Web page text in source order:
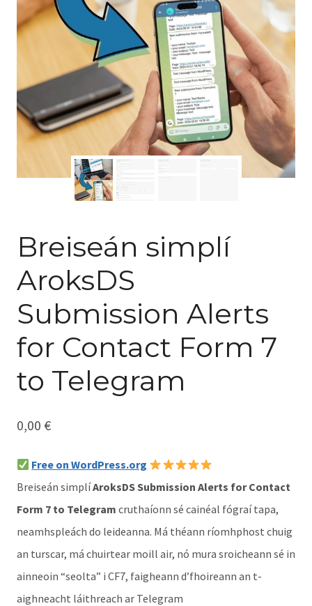
Breiseán simplí
AroksDS
Submission Alerts
for Contact Form 7
to Telegram
0,00 €
Free on WordPress.org
Breiseán simplíAroksDS Submission Alerts for Contact
Form 7 to Telegram cruthaíonn sé cainéal fógraí tapa,
neamhspleách do leideanna. Má théann ríomhphost chuig
an turscar, má chuirtear moill air, nó mura sroicheann sé in
ainneoin “seolta” i CF7, faigheann d’fhoireann an t-
aighneacht láithreach ar Telegram